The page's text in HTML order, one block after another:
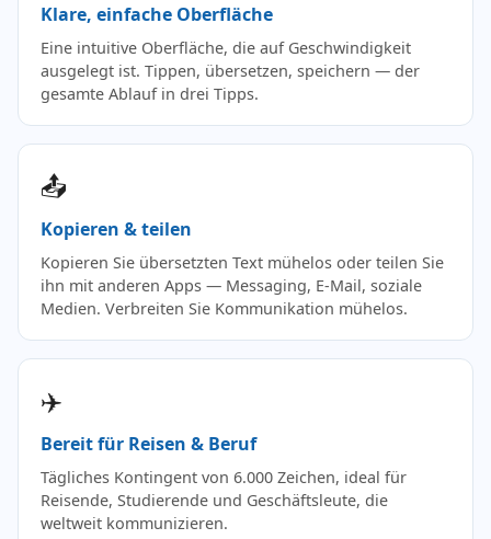
Klare, einfache Oberfläche
Eine intuitive Oberfläche, die auf Geschwindigkeit
ausgelegt ist. Tippen, übersetzen, speichern — der
gesamte Ablauf in drei Tipps.
📤
Kopieren & teilen
Kopieren Sie übersetzten Text mühelos oder teilen Sie
ihn mit anderen Apps — Messaging, E-Mail, soziale
Medien. Verbreiten Sie Kommunikation mühelos.
✈️
Bereit für Reisen & Beruf
Tägliches Kontingent von 6.000 Zeichen, ideal für
Reisende, Studierende und Geschäftsleute, die
weltweit kommunizieren.